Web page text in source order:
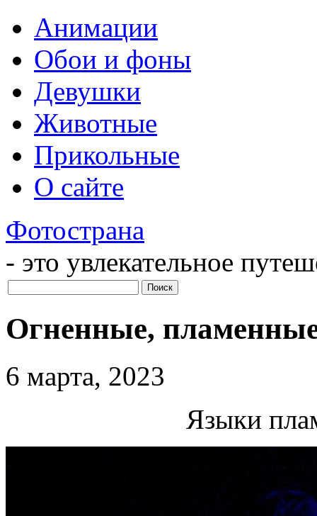
Анимации
Обои и фоны
Девушки
Животные
Прикольные
О сайте
Фотострана
- это увлекательное
Огненные,
6 марта, 2023
Языки